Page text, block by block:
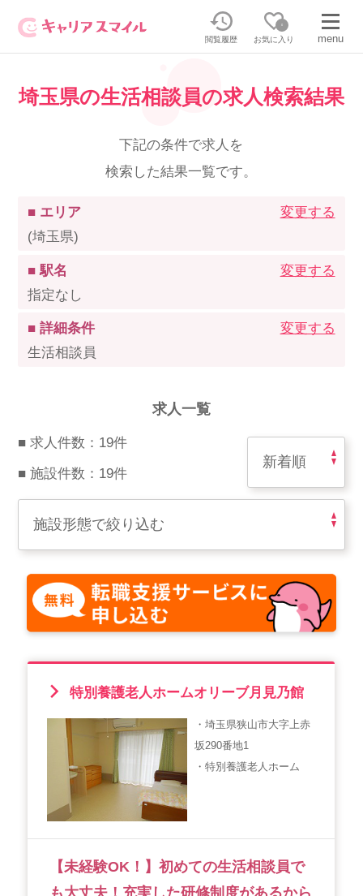
閲覧履歴
0
お気に入り menu
無料相談・お問い合わせはこちら
無料転職相談・お問い合わせの内容を
正社員／パートで働く
派遣で働く
介護の資格取得について
採用担当者様はこちら
正社員・パートの求人を探す
紹介会社を使うメリットについて
介護・看護のお仕事について
利用者の声
WEB勤怠
支店連絡先一覧
会社概要 個人情報保護方針
お知らせ 採用担当者様へ
埼玉県の生活相談員の求人検索結果
下記の条件で求人を
検索した結果一覧です。
■ エリア
(埼玉県)
変更する
■ 駅名
指定なし
変更する
■ 詳細条件
生活相談員
変更する
求人一覧
■ 求人件数：19件
■ 施設件数：19件
特別養護老人ホームオリーブ月見乃館
・埼玉県狭山市大字上赤
坂290番地1
・特別養護老人ホーム
【未経験OK！】初めての生活相談員で